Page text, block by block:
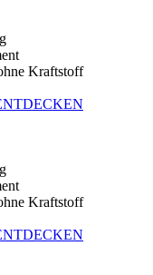
Kraftstoff
Kraftstoff